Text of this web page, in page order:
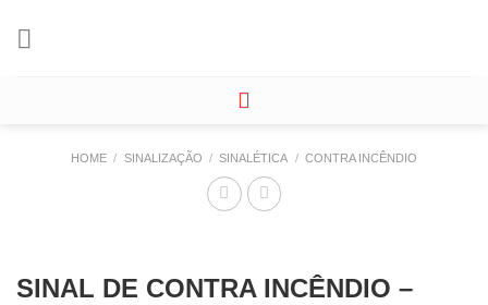
HOME / SINALIZAÇÃO / SINALÉTICA / CONTRA INCÊNDIO
SINAL DE CONTRA INCÊNDIO –